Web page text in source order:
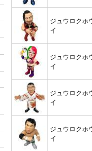
ジュウロクホ
イ
ジュウロクホ
イ
ジュウロクホ
イ
ジュウロクホ
イ